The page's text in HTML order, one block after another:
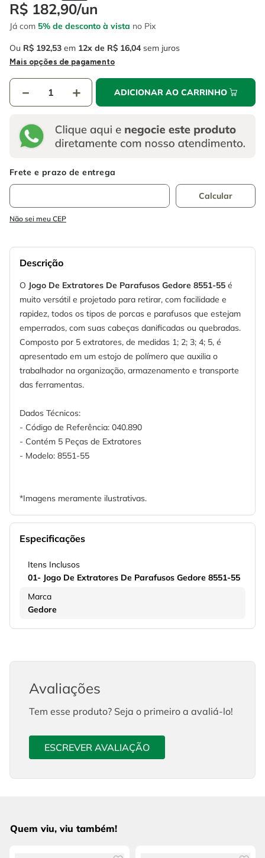
R$ 182,90/un
Já com 5% de desconto à vista no Pix
Ou R$ 192,53 em 12 R$ 16,04sem juros
Mais opções de pagamento
＋
－ ADICIONAR AO CARRINHO
Não sei meu CEP
Descrição
O Jogo De Extratores De Parafusos Gedore 8551-55 é
muito versátil e projetado para retirar, com facilidade e
rapidez, todos os tipos de porcas e parafusos que estejam
emperrados, com suas cabeças danificadas ou quebradas.
Composto por 5 extratores, de medidas 1; 2; 3; 4; 5, é
apresentado em um estojo de polímero que auxilia o
trabalhador na organização, armazenamento e transporte
das ferramentas.
Dados Técnicos:
- Código de Referência: 040.890
- Contém 5 Peças de Extratores
- Modelo: 8551-55
*Imagens meramente ilustrativas.
Especificações
Itens Inclusos
01- Jogo De Extratores De Parafusos Gedore 8551-55
Marca
Gedore
Avaliações
Tem esse produto? Seja o primeiro a avaliá-lo!
ESCREVER AVALIAÇÃO
Quem viu, viu também!
6 fio
7º serra copo
8º disco corte
luva
º escada
º serra circular
º fio
disco corte
luva